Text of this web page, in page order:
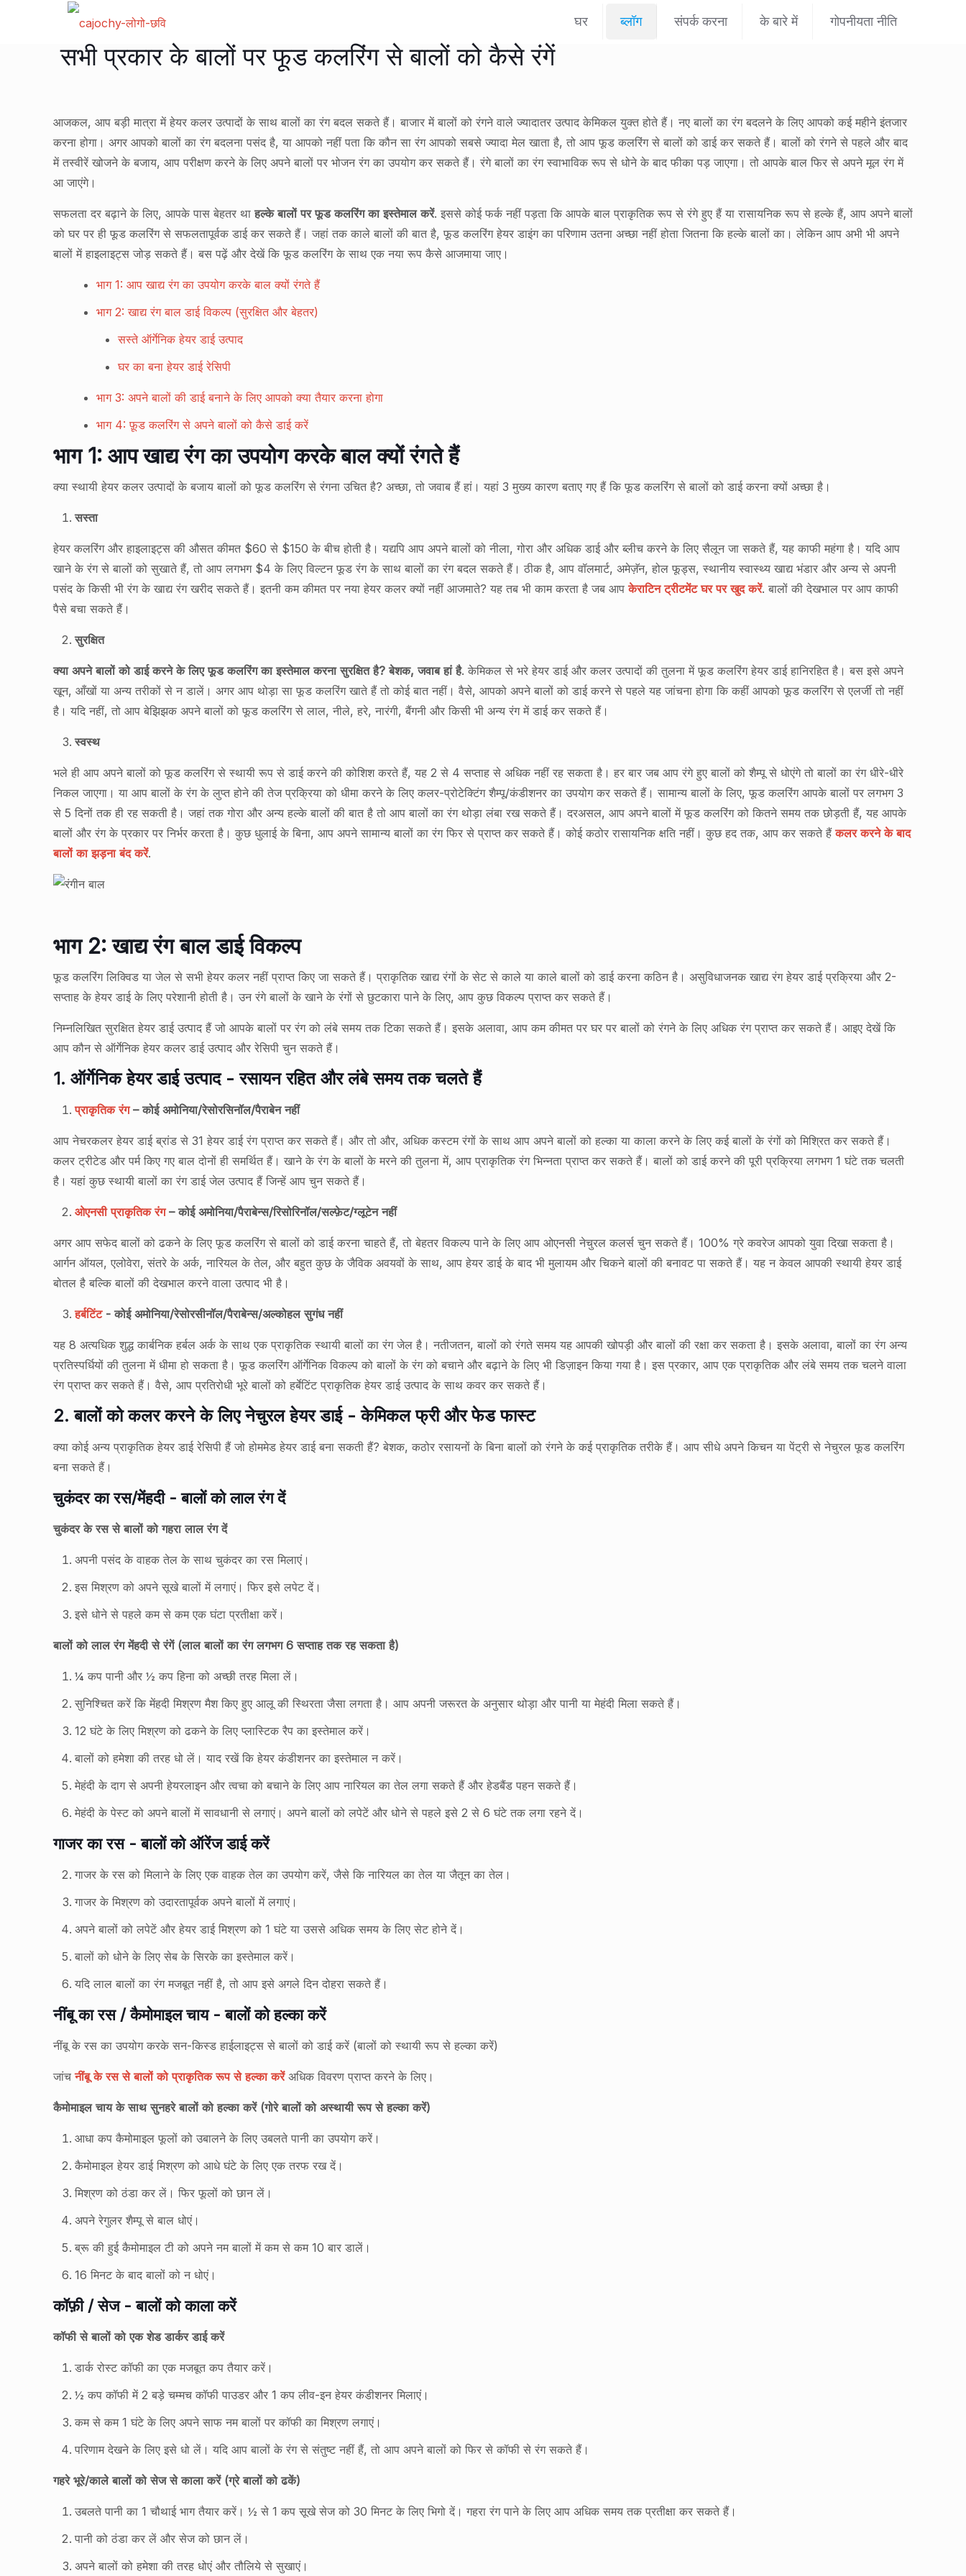
घर ब्लॉग संपर्क करना के बारे में गोपनीयता नीति
सभी प्रकार के बालों पर फूड कलरिंग से बालों को कैसे रंगें
आजकल, आप बड़ी मात्रा में हेयर कलर उत्पादों के साथ बालों का रंग बदल सकते हैं। बाजार में बालों को रंगने वाले ज्यादातर उत्पाद केमिकल युक्त होते हैं। नए बालों का रंग बदलने के लिए आपको कई महीने इंतजार
करना होगा। अगर आपको बालों का रंग बदलना पसंद है, या आपको नहीं पता कि कौन सा रंग आपको सबसे ज्यादा मेल खाता है, तो आप फूड कलरिंग से बालों को डाई कर सकते हैं। बालों को रंगने से पहले और बाद
में तस्वीरें खोजने के बजाय, आप परीक्षण करने के लिए अपने बालों पर भोजन रंग का उपयोग कर सकते हैं। रंगे बालों का रंग स्वाभाविक रूप से धोने के बाद फीका पड़ जाएगा। तो आपके बाल फिर से अपने मूल रंग में
आ जाएंगे।
सफलता दर बढ़ाने के लिए, आपके पास बेहतर थाहल्के बालों पर फूड कलरिंग का इस्तेमाल करें. इससे कोई फर्क नहीं पड़ता कि आपके बाल प्राकृतिक रूप से रंगे हुए हैं या रासायनिक रूप से हल्के हैं, आप अपने बालों
को घर पर ही फूड कलरिंग से सफलतापूर्वक डाई कर सकते हैं। जहां तक काले बालों की बात है, फूड कलरिंग हेयर डाइंग का परिणाम उतना अच्छा नहीं होता जितना कि हल्के बालों का। लेकिन आप अभी भी अपने
बालों में हाइलाइट्स जोड़ सकते हैं। बस पढ़ें और देखें कि फूड कलरिंग के साथ एक नया रूप कैसे आजमाया जाए।
भाग 1: आप खाद्य रंग का उपयोग करके बाल क्यों रंगते हैं
भाग 2: खाद्य रंग बाल डाई विकल्प (सुरक्षित और बेहतर)
सस्ते ऑर्गेनिक हेयर डाई उत्पाद
घर का बना हेयर डाई रेसिपी
भाग 3: अपने बालों की डाई बनाने के लिए आपको क्या तैयार करना होगा
भाग 4: फ़ूड कलरिंग से अपने बालों को कैसे डाई करें
भाग 1: आप खाद्य रंग का उपयोग करके बाल क्यों रंगते हैं
क्या स्थायी हेयर कलर उत्पादों के बजाय बालों को फूड कलरिंग से रंगना उचित है? अच्छा, तो जवाब हैं हां। यहां 3 मुख्य कारण बताए गए हैं कि फूड कलरिंग से बालों को डाई करना क्यों अच्छा है।
सस्ता
हेयर कलरिंग और हाइलाइट्स की औसत कीमत $60 से $150 के बीच होती है। यद्यपि आप अपने बालों को नीला, गोरा और अधिक डाई और ब्लीच करने के लिए सैलून जा सकते हैं, यह काफी महंगा है। यदि आप
खाने के रंग से बालों को सुखाते हैं, तो आप लगभग $4 के लिए विल्टन फूड रंग के साथ बालों का रंग बदल सकते हैं। ठीक है, आप वॉलमार्ट, अमेज़ॅन, होल फूड्स, स्थानीय स्वास्थ्य खाद्य भंडार और अन्य से अपनी
पसंद के किसी भी रंग के खाद्य रंग खरीद सकते हैं। इतनी कम कीमत पर नया हेयर कलर क्यों नहीं आजमाते? यह तब भी काम करता है जब आपकेराटिन ट्रीटमेंट घर पर खुद करें. बालों की देखभाल पर आप काफी
पैसे बचा सकते हैं।
सुरक्षित
क्या अपने बालों को डाई करने के लिए फूड कलरिंग का इस्तेमाल करना सुरक्षित है? बेशक, जवाब हां है. केमिकल से भरे हेयर डाई और कलर उत्पादों की तुलना में फूड कलरिंग हेयर डाई हानिरहित है। बस इसे अपने
खून, आँखों या अन्य तरीकों से न डालें। अगर आप थोड़ा सा फूड कलरिंग खाते हैं तो कोई बात नहीं। वैसे, आपको अपने बालों को डाई करने से पहले यह जांचना होगा कि कहीं आपको फूड कलरिंग से एलर्जी तो नहीं
है। यदि नहीं, तो आप बेझिझक अपने बालों को फूड कलरिंग से लाल, नीले, हरे, नारंगी, बैंगनी और किसी भी अन्य रंग में डाई कर सकते हैं।
स्वस्थ
भले ही आप अपने बालों को फूड कलरिंग से स्थायी रूप से डाई करने की कोशिश करते हैं, यह 2 से 4 सप्ताह से अधिक नहीं रह सकता है। हर बार जब आप रंगे हुए बालों को शैम्पू से धोएंगे तो बालों का रंग धीरे-धीरे
निकल जाएगा। या आप बालों के रंग के लुप्त होने की तेज प्रक्रिया को धीमा करने के लिए कलर-प्रोटेक्टिंग शैम्पू/कंडीशनर का उपयोग कर सकते हैं। सामान्य बालों के लिए, फूड कलरिंग आपके बालों पर लगभग 3
से 5 दिनों तक ही रह सकती है। जहां तक गोरा और अन्य हल्के बालों की बात है तो आप बालों का रंग थोड़ा लंबा रख सकते हैं। दरअसल, आप अपने बालों में फूड कलरिंग को कितने समय तक छोड़ती हैं, यह आपके
बालों और रंग के प्रकार पर निर्भर करता है। कुछ धुलाई के बिना, आप अपने सामान्य बालों का रंग फिर से प्राप्त कर सकते हैं। कोई कठोर रासायनिक क्षति नहीं। कुछ हद तक, आप कर सकते हैंकलर करने के बाद
बालों का झड़ना बंद करें.
भाग 2: खाद्य रंग बाल डाई विकल्प
फूड कलरिंग लिक्विड या जेल से सभी हेयर कलर नहीं प्राप्त किए जा सकते हैं। प्राकृतिक खाद्य रंगों के सेट से काले या काले बालों को डाई करना कठिन है। असुविधाजनक खाद्य रंग हेयर डाई प्रक्रिया और 2-
सप्ताह के हेयर डाई के लिए परेशानी होती है। उन रंगे बालों के खाने के रंगों से छुटकारा पाने के लिए, आप कुछ विकल्प प्राप्त कर सकते हैं।
निम्नलिखित सुरक्षित हेयर डाई उत्पाद हैं जो आपके बालों पर रंग को लंबे समय तक टिका सकते हैं। इसके अलावा, आप कम कीमत पर घर पर बालों को रंगने के लिए अधिक रंग प्राप्त कर सकते हैं। आइए देखें कि
आप कौन से ऑर्गेनिक हेयर कलर डाई उत्पाद और रेसिपी चुन सकते हैं।
1. ऑर्गेनिक हेयर डाई उत्पाद - रसायन रहित और लंबे समय तक चलते हैं
प्राकृतिक रंग– कोई अमोनिया/रेसोरसिनॉल/पैराबेन नहीं
आप नेचरकलर हेयर डाई ब्रांड से 31 हेयर डाई रंग प्राप्त कर सकते हैं। और तो और, अधिक कस्टम रंगों के साथ आप अपने बालों को हल्का या काला करने के लिए कई बालों के रंगों को मिश्रित कर सकते हैं।
कलर ट्रीटेड और पर्म किए गए बाल दोनों ही समर्थित हैं। खाने के रंग के बालों के मरने की तुलना में, आप प्राकृतिक रंग भिन्नता प्राप्त कर सकते हैं। बालों को डाई करने की पूरी प्रक्रिया लगभग 1 घंटे तक चलती
है। यहां कुछ स्थायी बालों का रंग डाई जेल उत्पाद हैं जिन्हें आप चुन सकते हैं।
ओएनसी प्राकृतिक रंग– कोई अमोनिया/पैराबेन्स/रिसोरिनॉल/सल्फ़ेट/ग्लूटेन नहीं
अगर आप सफेद बालों को ढकने के लिए फूड कलरिंग से बालों को डाई करना चाहते हैं, तो बेहतर विकल्प पाने के लिए आप ओएनसी नेचुरल कलर्स चुन सकते हैं। 100% ग्रे कवरेज आपको युवा दिखा सकता है।
आर्गन ऑयल, एलोवेरा, संतरे के अर्क, नारियल के तेल, और बहुत कुछ के जैविक अवयवों के साथ, आप हेयर डाई के बाद भी मुलायम और चिकने बालों की बनावट पा सकते हैं। यह न केवल आपकी स्थायी हेयर डाई
बोतल है बल्कि बालों की देखभाल करने वाला उत्पाद भी है।
हर्बटिंट- कोई अमोनिया/रेसोरसीनॉल/पैराबेन्स/अल्कोहल सुगंध नहीं
यह 8 अत्यधिक शुद्ध कार्बनिक हर्बल अर्क के साथ एक प्राकृतिक स्थायी बालों का रंग जेल है। नतीजतन, बालों को रंगते समय यह आपकी खोपड़ी और बालों की रक्षा कर सकता है। इसके अलावा, बालों का रंग अन्य
प्रतिस्पर्धियों की तुलना में धीमा हो सकता है। फूड कलरिंग ऑर्गेनिक विकल्प को बालों के रंग को बचाने और बढ़ाने के लिए भी डिज़ाइन किया गया है। इस प्रकार, आप एक प्राकृतिक और लंबे समय तक चलने वाला
रंग प्राप्त कर सकते हैं। वैसे, आप प्रतिरोधी भूरे बालों को हर्बेटिंट प्राकृतिक हेयर डाई उत्पाद के साथ कवर कर सकते हैं।
2. बालों को कलर करने के लिए नेचुरल हेयर डाई - केमिकल फ्री और फेड फास्ट
क्या कोई अन्य प्राकृतिक हेयर डाई रेसिपी हैं जो होममेड हेयर डाई बना सकती हैं? बेशक, कठोर रसायनों के बिना बालों को रंगने के कई प्राकृतिक तरीके हैं। आप सीधे अपने किचन या पेंट्री से नेचुरल फूड कलरिंग
बना सकते हैं।
चुकंदर का रस/मेंहदी - बालों को लाल रंग दें
चुकंदर के रस से बालों को गहरा लाल रंग दें
अपनी पसंद के वाहक तेल के साथ चुकंदर का रस मिलाएं।
इस मिश्रण को अपने सूखे बालों में लगाएं। फिर इसे लपेट दें।
इसे धोने से पहले कम से कम एक घंटा प्रतीक्षा करें।
बालों को लाल रंग मेंहदी से रंगें (लाल बालों का रंग लगभग 6 सप्ताह तक रह सकता है)
¼ कप पानी और ½ कप हिना को अच्छी तरह मिला लें।
सुनिश्चित करें कि मेंहदी मिश्रण मैश किए हुए आलू की स्थिरता जैसा लगता है। आप अपनी जरूरत के अनुसार थोड़ा और पानी या मेहंदी मिला सकते हैं।
12 घंटे के लिए मिश्रण को ढकने के लिए प्लास्टिक रैप का इस्तेमाल करें।
बालों को हमेशा की तरह धो लें। याद रखें कि हेयर कंडीशनर का इस्तेमाल न करें।
मेहंदी के दाग से अपनी हेयरलाइन और त्वचा को बचाने के लिए आप नारियल का तेल लगा सकते हैं और हेडबैंड पहन सकते हैं।
मेहंदी के पेस्ट को अपने बालों में सावधानी से लगाएं। अपने बालों को लपेटें और धोने से पहले इसे 2 से 6 घंटे तक लगा रहने दें।
गाजर का रस - बालों को ऑरेंज डाई करें
गाजर के रस को मिलाने के लिए एक वाहक तेल का उपयोग करें, जैसे कि नारियल का तेल या जैतून का तेल।
गाजर के मिश्रण को उदारतापूर्वक अपने बालों में लगाएं।
अपने बालों को लपेटें और हेयर डाई मिश्रण को 1 घंटे या उससे अधिक समय के लिए सेट होने दें।
बालों को धोने के लिए सेब के सिरके का इस्तेमाल करें।
यदि लाल बालों का रंग मजबूत नहीं है, तो आप इसे अगले दिन दोहरा सकते हैं।
नींबू का रस / कैमोमाइल चाय - बालों को हल्का करें
नींबू के रस का उपयोग करके सन-किस्ड हाईलाइट्स से बालों को डाई करें (बालों को स्थायी रूप से हल्का करें)
जांचनींबू के रस से बालों को प्राकृतिक रूप से हल्का करेंअधिक विवरण प्राप्त करने के लिए।
कैमोमाइल चाय के साथ सुनहरे बालों को हल्का करें (गोरे बालों को अस्थायी रूप से हल्का करें)
आधा कप कैमोमाइल फूलों को उबालने के लिए उबलते पानी का उपयोग करें।
कैमोमाइल हेयर डाई मिश्रण को आधे घंटे के लिए एक तरफ रख दें।
मिश्रण को ठंडा कर लें। फिर फूलों को छान लें।
अपने रेगुलर शैम्पू से बाल धोएं।
ब्रू की हुई कैमोमाइल टी को अपने नम बालों में कम से कम 10 बार डालें।
16 मिनट के बाद बालों को न धोएं।
कॉफ़ी / सेज - बालों को काला करें
कॉफी से बालों को एक शेड डार्कर डाई करें
डार्क रोस्ट कॉफी का एक मजबूत कप तैयार करें।
½ कप कॉफी में 2 बड़े चम्मच कॉफी पाउडर और 1 कप लीव-इन हेयर कंडीशनर मिलाएं।
कम से कम 1 घंटे के लिए अपने साफ नम बालों पर कॉफी का मिश्रण लगाएं।
परिणाम देखने के लिए इसे धो लें। यदि आप बालों के रंग से संतुष्ट नहीं हैं, तो आप अपने बालों को फिर से कॉफी से रंग सकते हैं।
गहरे भूरे/काले बालों को सेज से काला करें (ग्रे बालों को ढकें)
उबलते पानी का 1 चौथाई भाग तैयार करें। ½ से 1 कप सूखे सेज को 30 मिनट के लिए भिगो दें। गहरा रंग पाने के लिए आप अधिक समय तक प्रतीक्षा कर सकते हैं।
पानी को ठंडा कर लें और सेज को छान लें।
अपने बालों को हमेशा की तरह धोएं और तौलिये से सुखाएं।